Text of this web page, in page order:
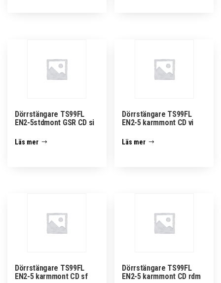
Dörrstängare TS99FL
EN2-5stdmont GSR CD si
Läs mer
Dörrstängare TS99FL
EN2-5 karmmont CD vi
Läs mer
Dörrstängare TS99FL
EN2-5 karmmont CD sf
Dörrstängare TS99FL
EN2-5 karmmont CD rdm